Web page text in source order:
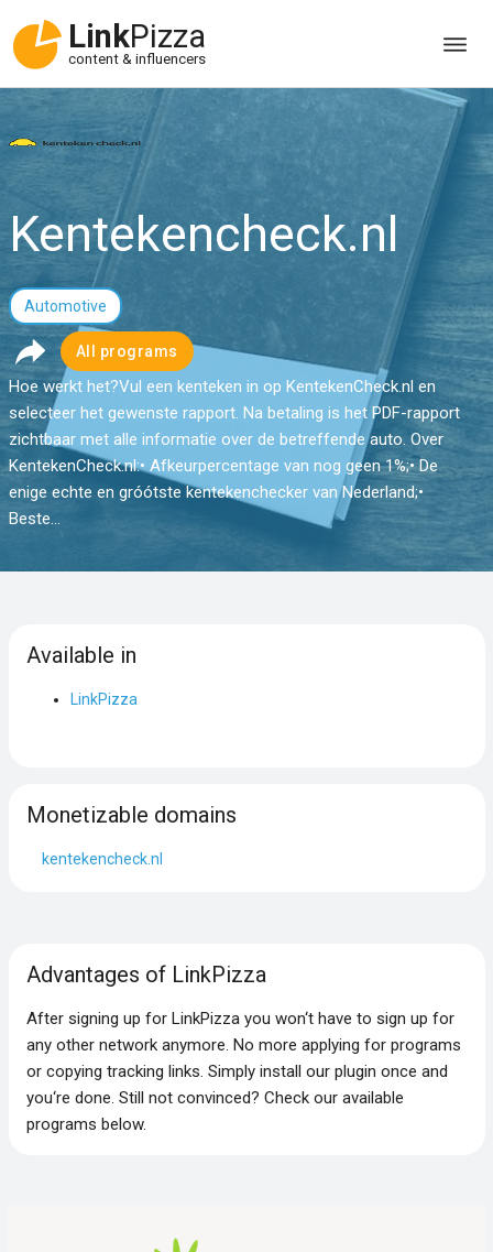
LinkPizza
content & influencers
Kentekencheck.nl
Automotive
All programs
Hoe werkt het?Vul een kenteken in op KentekenCheck.nl en
selecteer het gewenste rapport. Na betaling is het PDF-rapport
zichtbaar met alle informatie over de betreffende auto. Over
KentekenCheck.nl:• Afkeurpercentage van nog geen 1%;• De
enige echte en gróótste kentekenchecker van Nederland;•
Beste...
Available in
LinkPizza
Monetizable domains
kentekencheck.nl
Advantages of LinkPizza
After signing up for LinkPizza you won‘t have to sign up for
any other network anymore. No more applying for programs
or copying tracking links. Simply install our plugin once and
you‘re done. Still not convinced? Check our available
programs below.